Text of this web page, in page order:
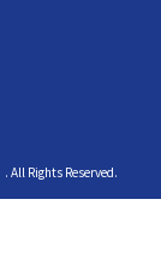
. All Rights Reserved.